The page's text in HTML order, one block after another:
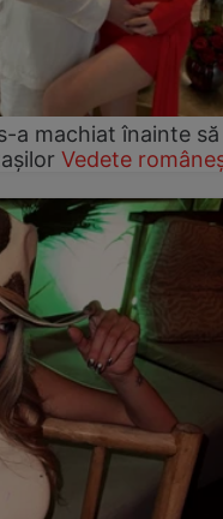
a machiat înainte să
Vedete